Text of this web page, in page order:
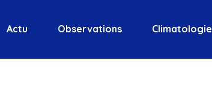
Actu Observations Climatologie